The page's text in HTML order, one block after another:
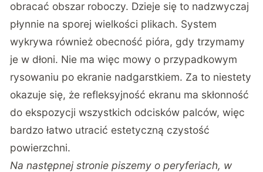
obracać obszar roboczy. Dzieje się to nadzwyczaj
płynnie na sporej wielkości plikach. System
wykrywa również obecność pióra, gdy trzymamy
je w dłoni. Nie ma więc mowy o przypadkowym
rysowaniu po ekranie nadgarstkiem. Za to niestety
okazuje się, że refleksyjność ekranu ma skłonność
do ekspozycji wszystkich odcisków palców, więc
bardzo łatwo utracić estetyczną czystość
powierzchni.
Na następnej stronie piszemy o peryferiach, w